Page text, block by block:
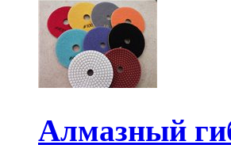
Алмазный